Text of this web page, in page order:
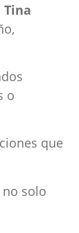
Tina
o
que
solo